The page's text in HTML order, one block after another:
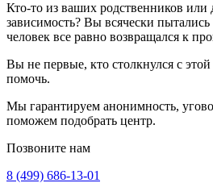
Кто-то из ваших родственников или
зависимость? Вы всячески пытались
человек все равно возвращался к
Вы не первые, кто столкнулся с
помочь.
Мы гарантируем анонимность,
поможем подобрать центр.
Позвоните нам
8 (499) 686-13-01